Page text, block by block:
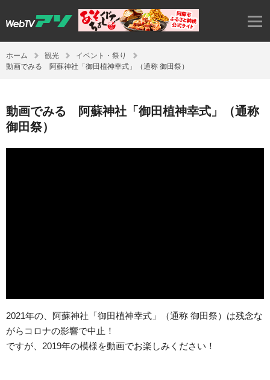
ホーム 観光
イベント・祭り
動画でみる 阿蘇神社「御田植神幸式」（通称 御田祭）
動画でみる 阿蘇神社「御田植神幸式」（通称
御田祭）
2021年の、阿蘇神社「御田植神幸式」（通称 御田祭）は残念な
がらコロナの影響で中止！
ですが、2019年の模様を動画でお楽しみください！